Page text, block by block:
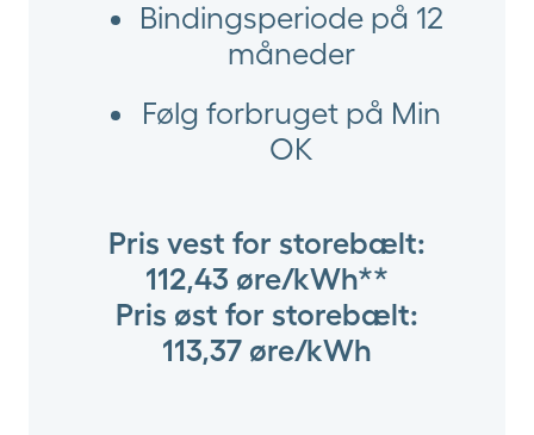
Bindingsperiode på 12
måneder
Følg forbruget på Min
OK
Pris vest for storebælt:
112,43 øre/kWh**
Pris øst for storebælt:
113,37 øre/kWh